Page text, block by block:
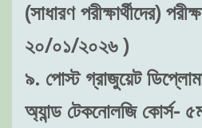
(সাধারণ পরীক্ষার্থীদের)
২০/০১/২০২৬ )
৯. পোস্ট গ্রাজুয়েট
অ্যান্ড টেকনোলজি কোর্স-